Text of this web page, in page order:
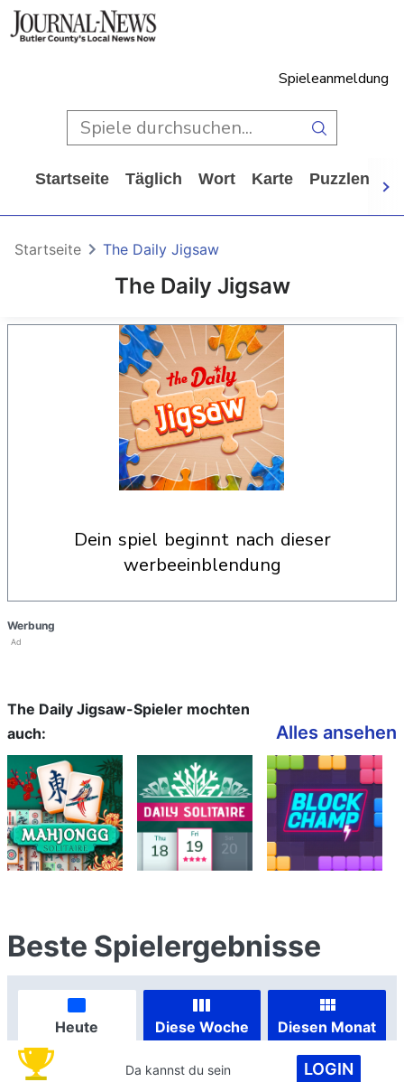
Spieleanmeldung
Startseite Täglich Wort Karte Puzzlen
The Daily Jigsaw
Startseite The Daily Jigsaw
dein spiel beginnt nach dieser
werbeeinblendung
Werbung
Ad
The Daily Jigsaw-Spieler mochten
auch:
Alles ansehen
Beste Spielergebnisse
Heute Diese Woche Diesen Monat
Da kannst du sein LOGIN